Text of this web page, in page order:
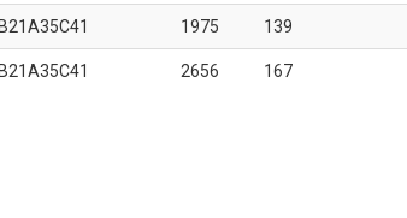
1975 139
2656 167